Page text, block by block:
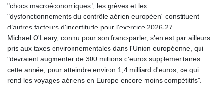
"chocs macroéconomiques", les grèves et les
"dysfonctionnements du contrôle aérien européen" constituent
d’autres facteurs d'incertitude pour l'exercice 2026-27.
Michael O'Leary, connu pour son franc-parler, s'en est par ailleurs
pris aux taxes environnementales dans l'Union européenne, qui
"devraient augmenter de 300 millions d'euros supplémentaires
cette année, pour atteindre environ 1,4 milliard d'euros, ce qui
rend les voyages aériens en Europe encore moins compétitifs".